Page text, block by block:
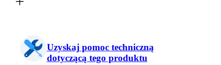
Uzyskaj pomoc techniczną
dotyczącą tego produktu